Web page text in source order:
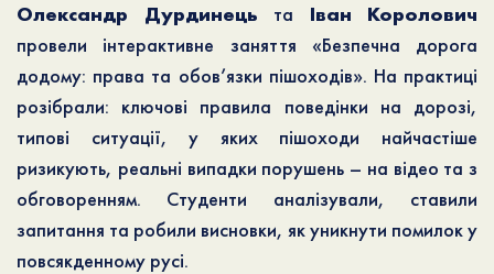
Олександр Дурдинець та Іван Королович
провели інтерактивне заняття «Безпечна дорога
додому: права та обов’язки пішоходів». На практиці
розібрали: ключові правила поведінки на дорозі,
типові ситуації, у яких пішоходи найчастіше
ризикують, реальні випадки порушень – на відео та з
обговоренням. Студенти аналізували, ставили
запитання та робили висновки, як уникнути помилок у
повсякденному русі.